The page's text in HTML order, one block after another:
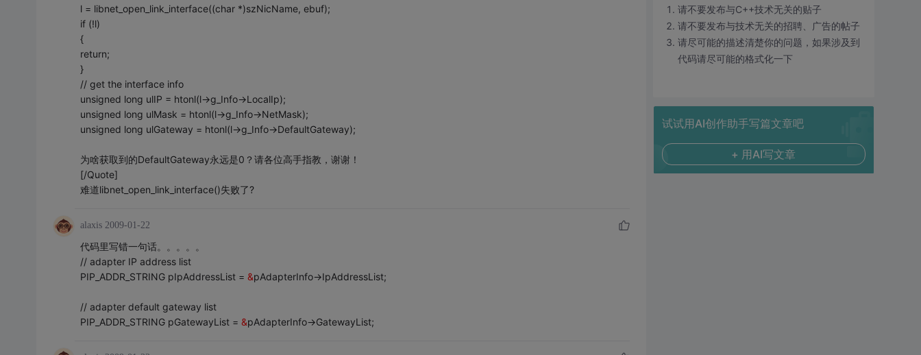
l = libnet_open_link_interface((char *)szNicName, ebuf);
if (!l)
{
return;
}
// get the interface info
unsigned long ulIP = htonl(l->g_Info->LocalIp);
unsigned long ulMask = htonl(l->g_Info->NetMask);
unsigned long ulGateway = htonl(l->g_Info->DefaultGateway);
为啥获取到的DefaultGateway永远是0？请各位高手指教，谢谢！
[/Quote]
难道libnet_open_link_interface()失败了?
alaxis 2009-01-22
代码里写错一句话。。。。。
// adapter IP address list
PIP_ADDR_STRING pIpAddressList = &pAdapterInfo->IpAddressList;
// adapter default gateway list
PIP_ADDR_STRING pGatewayList = &pAdapterInfo->GatewayList;
请不要发布与C++技术无关的贴子
请不要发布与技术无关的招聘、广告的帖子
请尽可能的描述清楚你的问题，如果涉及到
代码请尽可能的格式化一下
试试用AI创作助手写篇文章吧
+ 用AI写文章